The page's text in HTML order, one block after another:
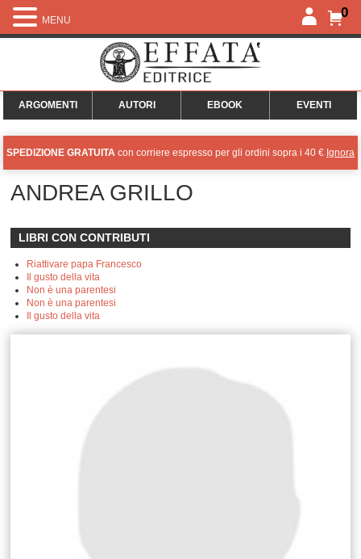
0
ARGOMENTI AUTORI EBOOK EVENTI
SPEDIZIONE GRATUITA con corriere espresso per gli ordini sopra i 40 € Ignora
ANDREA GRILLO
LIBRI CON CONTRIBUTI
Riattivare papa Francesco
Il gusto della vita
Non è una parentesi
Non è una parentesi
Il gusto della vita
MENU